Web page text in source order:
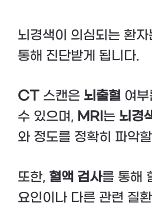
뇌경색이 의심되는 환자
통해 진단받게 됩니다.
CT 스캔은 뇌출혈 여
수 있으며, MRI 는 뇌경
와 정도를 정확히 파악
또한, 혈액 검사를 통해
요인이나 다른 관련 질